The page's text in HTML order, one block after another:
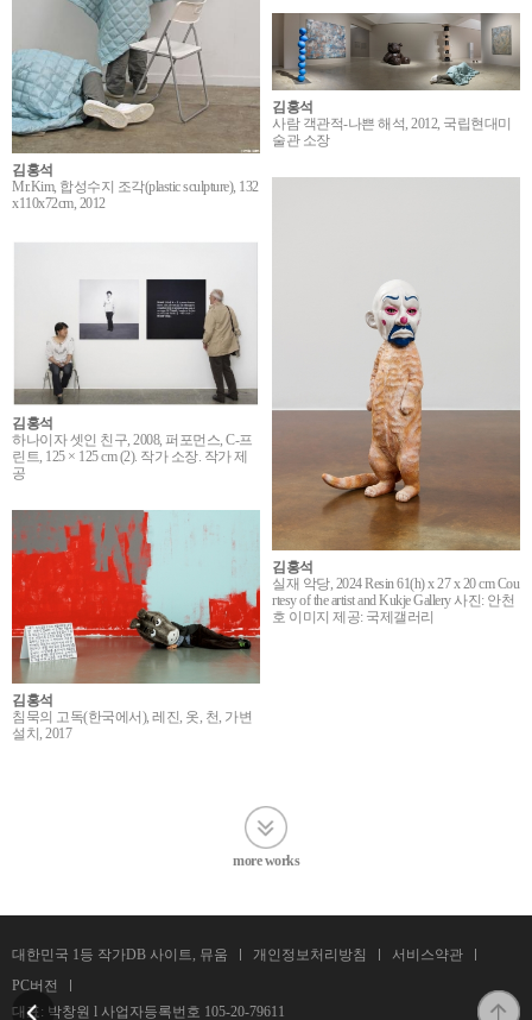
김홍석
Mr.Kim, 합성수지 조각(plastic sculpture), 132
x110x72cm, 2012
김홍석
사람 객관적-나쁜 해석, 2012, 국립현대미
술관 소장
김홍석
실재 악당, 2024 Resin 61(h) x 27 x 20 cm Cou
rtesy of the artist and Kukje Gallery 사진: 안천
호 이미지 제공: 국제갤러리
김홍석
하나이자 셋인 친구, 2008, 퍼포먼스, C-프
린트, 125 × 125 cm (2). 작가 소장. 작가 제
공
김홍석
침묵의 고독(한국에서), 레진, 옷, 천, 가변
설치, 2017
more works
대한민국 1등 작가DB 사이트, 뮤움 개인정보처리방침
서비스약관
PC버전
대표: 박창원 l 사업자등록번호 105-20-79611